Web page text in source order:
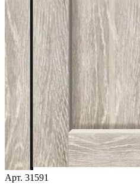
Арт. 31591